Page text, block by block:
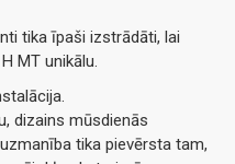
tika īpaši izstrādāti, lai
MT unikālu.
dizains mūsdienās
tika pievērsta tam,